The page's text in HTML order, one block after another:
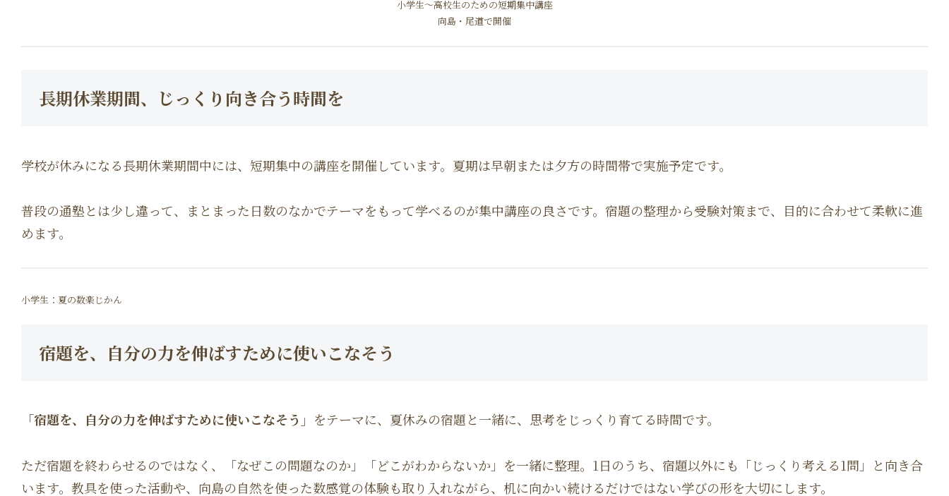
小学生〜高校生のための短期集中講座
向島・尾道で開催
長期休業期間、じっくり向き合う時間を
学校が休みになる長期休業期間中には、短期集中の講座を開催しています。夏期は早朝または夕方の時間帯で実施予定です。
普段の通塾とは少し違って、まとまった日数のなかでテーマをもって学べるのが集中講座の良さです。宿題の整理から受験対策まで、目的に合わせて柔軟に進
めます。
小学生：夏の数楽じかん
宿題を、自分の力を伸ばすために使いこなそう
「宿題を、自分の力を伸ばすために使いこなそう」 をテーマに、夏休みの宿題と一緒に、思考をじっくり育てる時間です。
ただ宿題を終わらせるのではなく、「なぜこの問題なのか」「どこがわからないか」を一緒に整理。1日のうち、宿題以外にも「じっくり考える1問」と向き合
います。教具を使った活動や、向島の自然を使った数感覚の体験も取り入れながら、机に向かい続けるだけではない学びの形を大切にします。